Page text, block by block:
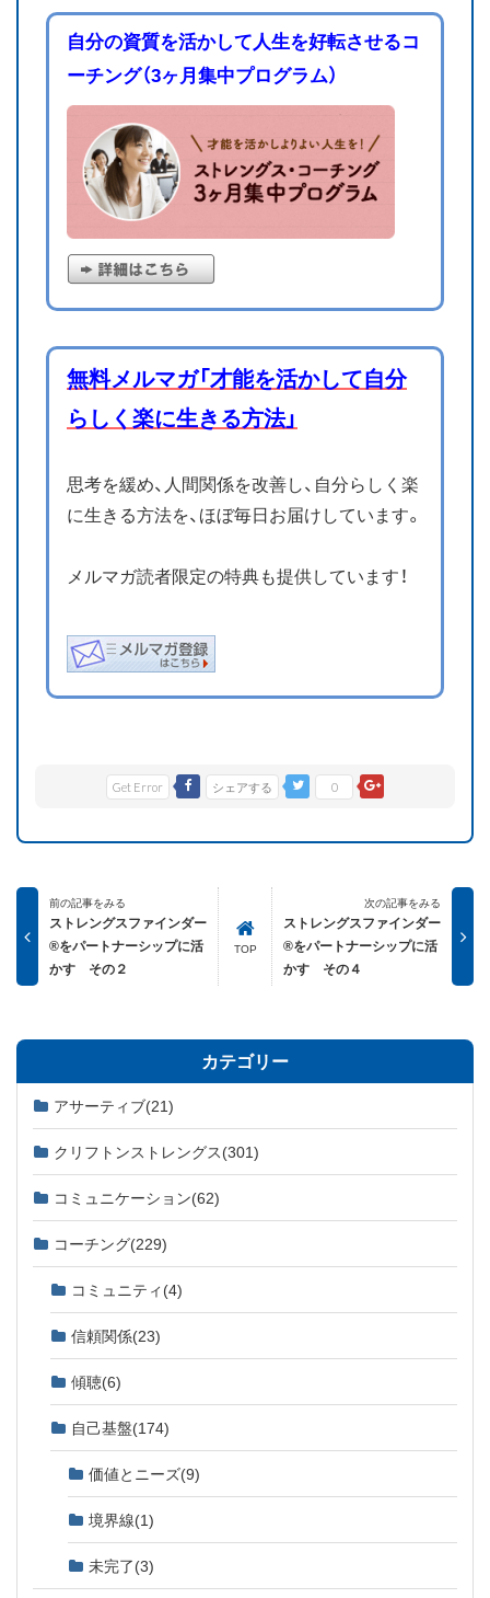
自分の資質を活かして人生を好転させるコ
ーチング（3ヶ月集中プログラム）
無料メルマガ「才能を活かして自分
らしく楽に生きる方法」
思考を緩め、人間関係を改善し、自分らしく楽
に生きる方法を、ほぼ毎日お届けしています。
メルマガ読者限定の特典も提供しています！
Get Error シェアする 0
前の記事をみる
ストレングスファインダー
®をパートナーシップに活
かす その２
TOP
次の記事をみる
ストレングスファインダー
®をパートナーシップに活
かす その４
カテゴリー
アサーティブ(21)
クリフトンストレングス(301)
コミュニケーション(62)
コーチング(229)
コミュニティ (4)
信頼関係(23)
傾聴(6)
自己基盤(174)
価値とニーズ(9)
境界線(1)
未完了(3)